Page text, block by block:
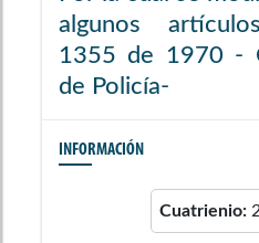
algunos
1355 de 1970 -
de Policía-
INFORMACIÓN
Cuatrienio: